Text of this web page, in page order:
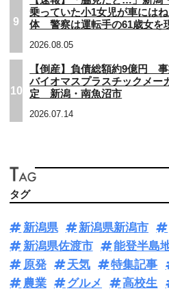
9
乗っていた小1女児が車には
体 警察は運転手の61歳女を
2026.08.05
10
【倒産】負債総額約9億円
バイオマスプラスチックメー
定 新潟・南魚沼市
2026.07.14
タグ
新潟県 新潟県新潟市
新潟県佐渡市
能登半島
原発
天気 特集記事
農業
グルメ 高校生